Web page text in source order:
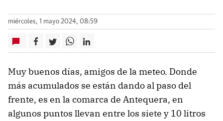
miércoles, 1 mayo 2024, 08:59
Muy buenos días, amigos de la meteo. Donde
más acumulados se están dando al paso del
frente, es en la comarca de Antequera, en
algunos puntos llevan entre los siete y 10 litros